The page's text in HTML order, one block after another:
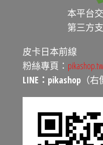
本平台
第三方
皮卡日本前線
粉絲專頁： pikashop.tw
LINE：pikashop （